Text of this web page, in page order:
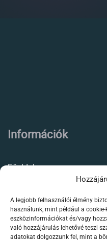
A legjobb felhasználói élmény
használunk, mint például a
eszközinformációkat és/vagy
való hozzájárulás lehetővé teszi
adatokat dolgozzunk fel, mint a
Információk
Főoldal
Élőállat kereskedés
Forgalmazott termékeink